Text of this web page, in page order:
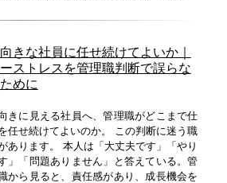
きな社員に任せ続けてよいか｜
ストレスを管理職判断で誤らな
めに
きに見える社員へ、管理職がどこまで仕
任せ続けてよいのか。 この判断に迷う職
あります。 本人は「大丈夫です」「やり
」「問題ありません」と答えている。管
から見ると、責任感があり、成長機会を